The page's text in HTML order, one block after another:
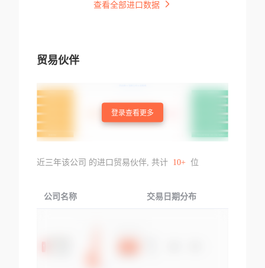
查看全部进口数据
贸易伙伴
登录查看更多
近三年该公司 的进口贸易伙伴, 共计 10+ 位
公司名称 交易日期分布